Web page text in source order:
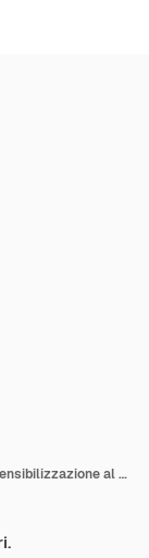
Appendice modello di sfondo del mese di sensibilizzazione al cancro concetto di vacanza poster di sensibilizzazione alla salute